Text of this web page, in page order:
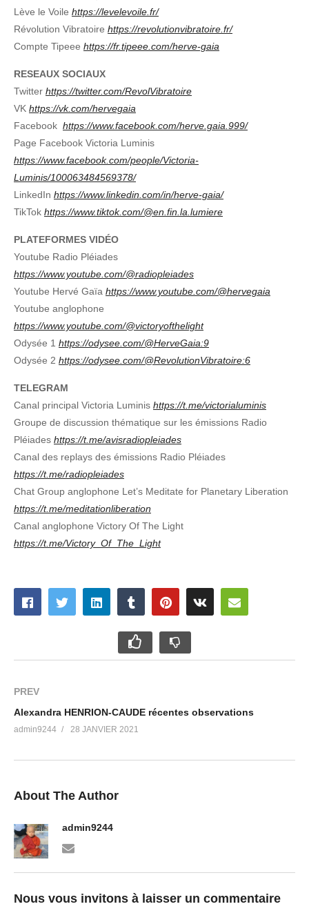
Lève le Voile https://levelevoile.fr/
Révolution Vibratoire https://revolutionvibratoire.fr/
Compte Tipeee https://fr.tipeee.com/herve-gaia
RESEAUX SOCIAUX
Twitter https://twitter.com/RevolVibratoire
VK https://vk.com/hervegaia
Facebook https://www.facebook.com/herve.gaia.999/
Page Facebook Victoria Luminis
https://www.facebook.com/people/Victoria-
Luminis/100063484569378/
LinkedIn https://www.linkedin.com/in/herve-gaia/
TikTok https://www.tiktok.com/@en.fin.la.lumiere
PLATEFORMES VIDÉO
Youtube Radio Pléiades
https://www.youtube.com/@radiopleiades
Youtube Hervé Gaïa https://www.youtube.com/@hervegaia
Youtube anglophone
https://www.youtube.com/@victoryofthelight
Odysée 1 https://odysee.com/@HerveGaia:9
Odysée 2 https://odysee.com/@RevolutionVibratoire:6
TELEGRAM
Canal principal Victoria Luminis https://t.me/victorialuminis
Groupe de discussion thématique sur les émissions Radio
Pléiades https://t.me/avisradiopleiades
Canal des replays des émissions Radio Pléiades
https://t.me/radiopleiades
Chat Group anglophone Let’s Meditate for Planetary Liberation
https://t.me/meditationliberation
Canal anglophone Victory Of The Light
https://t.me/Victory_Of_The_Light
PREV
Alexandra HENRION-CAUDE récentes observations
admin9244 28 JANVIER 2021
About The Author
admin9244
Nous vous invitons à laisser un commentaire